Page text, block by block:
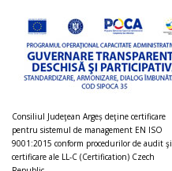
Consiliul Judeţean Argeș deţine certificare
pentru sistemul de management EN ISO
9001:2015 conform procedurilor de audit şi
certificare ale LL-C (Certification) Czech